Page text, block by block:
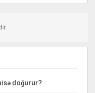
doğurur?